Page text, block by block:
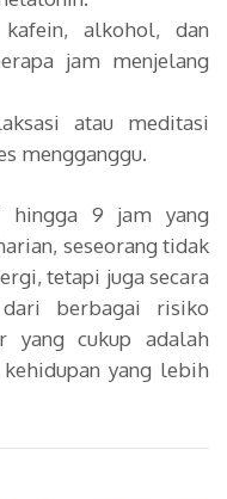
alkohol, dan
jam menjelang
atau meditasi
mengganggu.
hingga 9 jam yang
seseorang tidak
tetapi juga secara
berbagai risiko
yang cukup adalah
yang lebih